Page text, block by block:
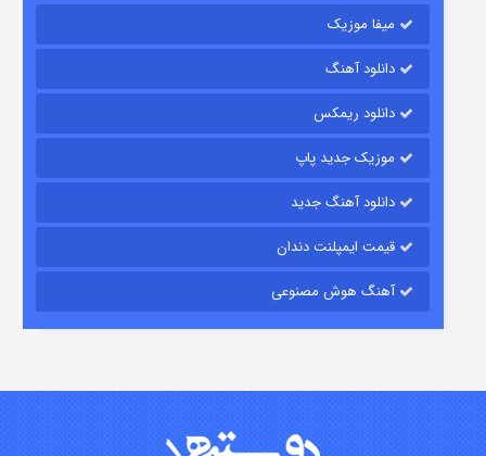
قسمت
قسمت۱۵ (دوبله) منتشر شد
میفا موزیک
دانلود آهنگ
دانلود ریمکس
موزیک جدید پاپ
دانلود آهنگ جدید
قیمت ایمپلنت دندان
آهنگ هوش مصنوعی